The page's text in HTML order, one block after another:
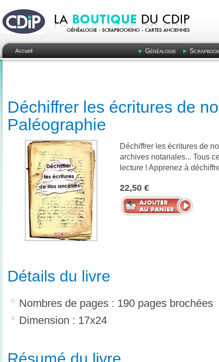
Accueil Généalogie
Déchiffrer les écritures de
Paléographie
Déchiffrer les écritures de
archives notariales... Tous
lecture ! Apprenez à
22,50 €
Détails du livre
Nombres de pages : 190 pages brochées
Dimension : 17x24
Résumé du livre